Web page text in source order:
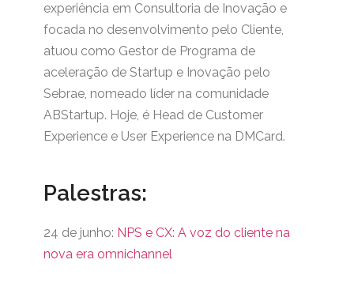
experiência em Consultoria de Inovação e
focada no desenvolvimento pelo Cliente,
atuou como Gestor de Programa de
aceleração de Startup e Inovação pelo
Sebrae, nomeado líder na comunidade
ABStartup. Hoje, é Head de Customer
Experience e User Experience na DMCard.
Palestras:
24 de junho: NPS e CX: A voz do cliente na
nova era omnichannel